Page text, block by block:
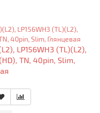
LP156WH3 (TL)(L2),
TN, 40pin, Slim,